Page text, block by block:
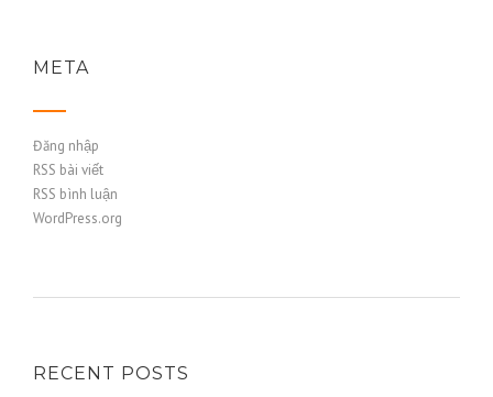
META
Đăng nhập
RSS bài viết
RSS bình luận
WordPress.org
RECENT POSTS